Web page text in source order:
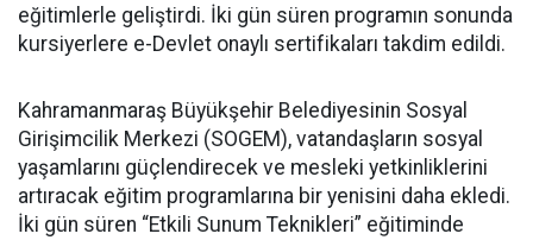
eğitimlerle geliştirdi. İki gün süren programın sonunda
kursiyerlere e-Devlet onaylı sertifikaları takdim edildi.
Kahramanmaraş Büyükşehir Belediyesinin Sosyal
Girişimcilik Merkezi (SOGEM), vatandaşların sosyal
yaşamlarını güçlendirecek ve mesleki yetkinliklerini
artıracak eğitim programlarına bir yenisini daha ekledi.
İki gün süren “Etkili Sunum Teknikleri” eğitiminde